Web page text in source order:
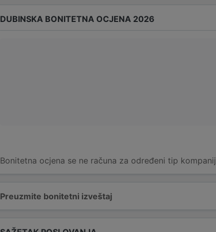
Preuzmite bonitetni izveštaj
DUBINSKA BONITETNA OCJENA 2026
Bonitetna ocjena se ne računa za određeni tip